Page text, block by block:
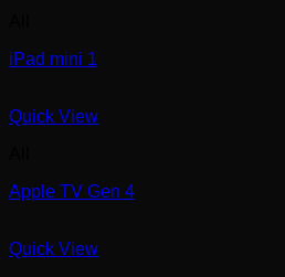
iPad mini 1
Quick View
Apple TV Gen 4
Quick View